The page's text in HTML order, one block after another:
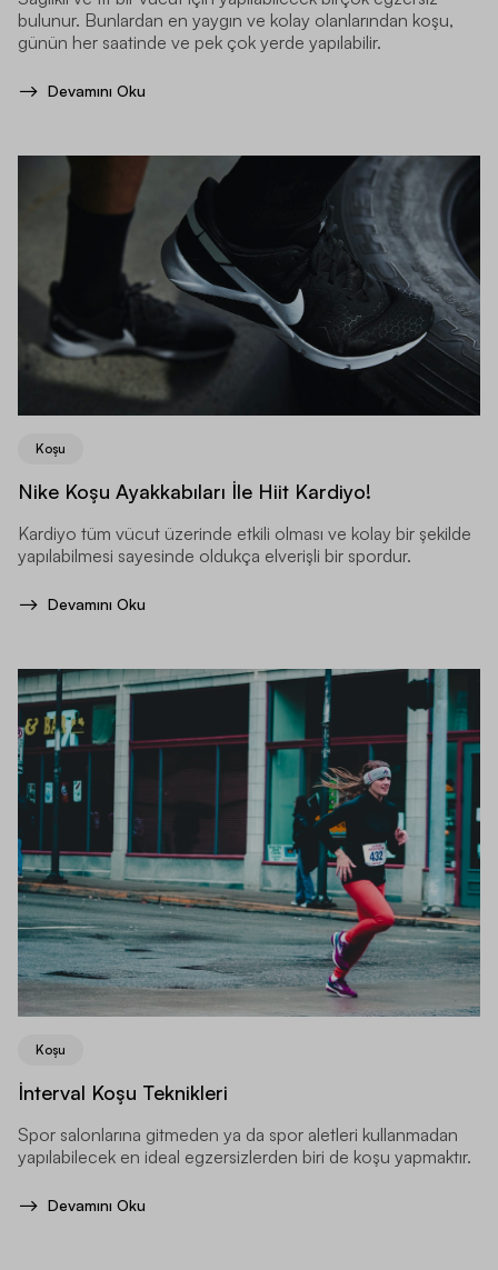
bulunur. Bunlardan en yaygın ve kolay olanlarından koşu,
günün her saatinde ve pek çok yerde yapılabilir.
Devamını Oku
Koşu
Nike Koşu Ayakkabıları İle Hiit Kardiyo!
Kardiyo tüm vücut üzerinde etkili olması ve kolay bir şekilde
yapılabilmesi sayesinde oldukça elverişli bir spordur.
Devamını Oku
Koşu
İnterval Koşu Teknikleri
Spor salonlarına gitmeden ya da spor aletleri kullanmadan
yapılabilecek en ideal egzersizlerden biri de koşu yapmaktır.
Devamını Oku